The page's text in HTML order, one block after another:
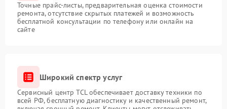
Точные прайс-листы, предварительная оценка стоимости
ремонта, отсутствие скрытых платежей и возможность
бесплатной консультации по телефону или онлайн на
сайте
Широкий спектр услуг
Сервисный центр TCL обеспечивает доставку техники по
всей РФ, бесплатную диагностику и качественный ремонт,